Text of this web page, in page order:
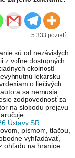
5 333 pozretí
sú od nezávislých
z voľne dostupných
okolností
lekársku
o liečivých
sa nemusia
zodpovednosť za
na slobodu prejavu
Ústavy SR
písmom, tlačou,
vyhľadávať,
ohľadu na hranice